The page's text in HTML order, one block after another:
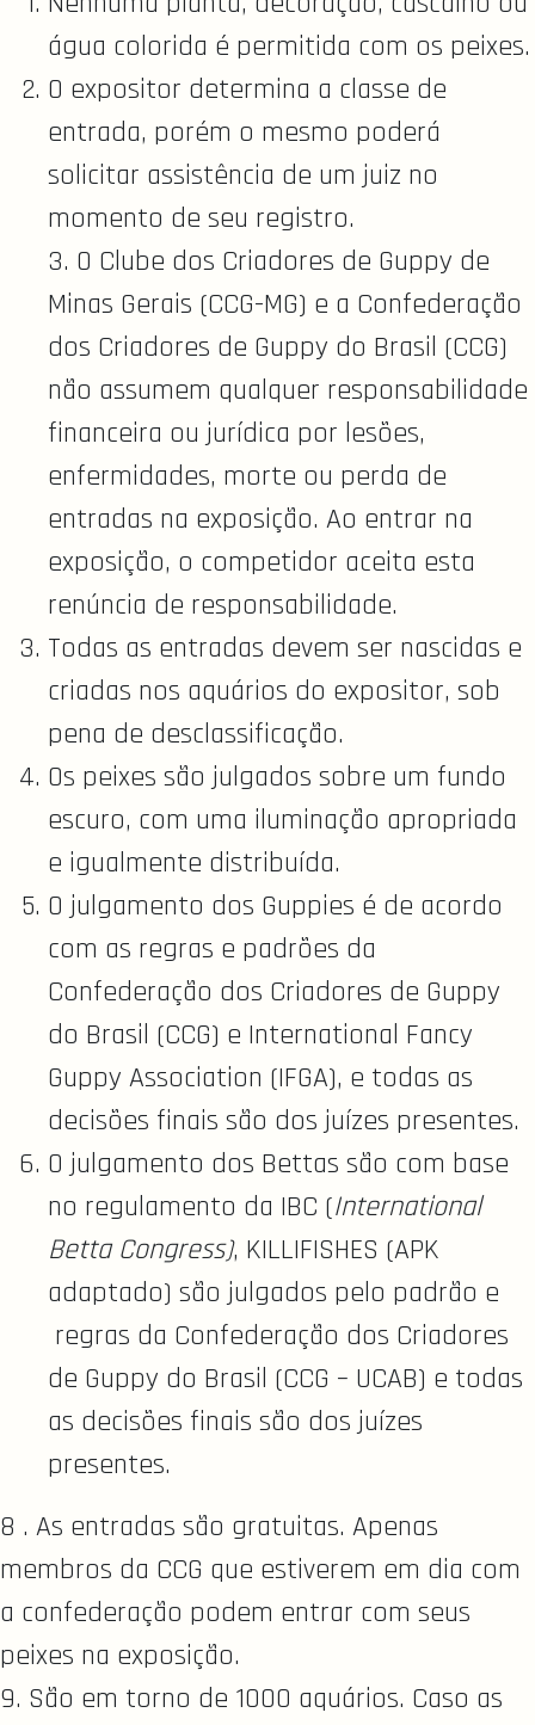
água colorida é permitida com os peixes.
O expositor determina a classe de
entrada, porém o mesmo poderá
solicitar assistência de um juiz no
momento de seu registro.
3. O Clube dos Criadores de Guppy de
Minas Gerais (CCG-MG) e a Confederação
dos Criadores de Guppy do Brasil (CCG)
não assumem qualquer responsabilidade
financeira ou jurídica por lesões,
enfermidades, morte ou perda de
entradas na exposição. Ao entrar na
exposição, o competidor aceita esta
renúncia de responsabilidade.
Todas as entradas devem ser nascidas e
criadas nos aquários do expositor, sob
pena de desclassificação.
Os peixes são julgados sobre um fundo
escuro, com uma iluminação apropriada
e igualmente distribuída.
O julgamento dos Guppies é de acordo
com as regras e padrões da
Confederação dos Criadores de Guppy
do Brasil (CCG) e International Fancy
Guppy Association (IFGA), e todas as
decisões finais são dos juízes presentes.
O julgamento dos Bettas são com base
no regulamento da IBC (International
Betta Congress), KILLIFISHES (APK
adaptado) são julgados pelo padrão e
regras da Confederação dos Criadores
de Guppy do Brasil (CCG – UCAB) e todas
as decisões finais são dos juízes
presentes.
8 . As entradas são gratuitas. Apenas
membros da CCG que estiverem em dia com
a confederação podem entrar com seus
peixes na exposição.
9. São em torno de 1000 aquários. Caso as